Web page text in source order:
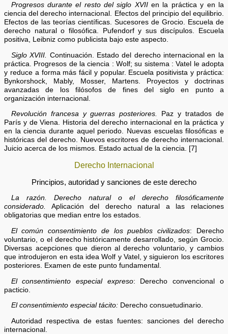
Progresos durante el resto del siglo XVIIen la práctica y en la
ciencia del derecho internacional. Efectos del principio del equilibrio.
Efectos de las teorías científicas. Sucesores de Grocio. Escuela de
derecho natural o filosófica. Pufendorf y sus discípulos. Escuela
positiva, Leibniz como publicista bajo este aspecto.
Siglo XVIII.
Continuación. Estado del derecho internacional en la
práctica. Progresos de la ciencia : Wolf; su sistema : Vatel le adopta
y reduce a forma más fácil y popular. Escuela positivista y práctica:
Bynkorshock, Mably, Mosser, Martens. Proyectos y doctrinas
avanzadas de los filósofos de fines del siglo en punto a
organización internacional.
Revolución francesa y guerras posteriores.
Paz y tratados de
París y de Viena. Historia del derecho internacional en la práctica y
en la ciencia durante aquel periodo. Nuevas escuelas filosóficas e
históricas del derecho. Nuevos escritores de derecho internacional.
Juicio acerca de los mismos. Estado actual de la ciencia. [7]
Derecho Internacional
Principios, autoridad y sanciones de este derecho
La razón. Derecho natural o el derecho filosóficamente
considerado.
Aplicación del derecho natural a las relaciones
obligatorias que median entre los estados.
El común consentimiento de los pueblos civilizados: Derecho
voluntario, o el derecho históricamente desarrollado, según Grocio.
Diversas acepciones que dieron al derecho voluntario, y cambios
que introdujeron en esta idea Wolf y Vatel, y siguieron los escritores
posteriores. Examen de este punto fundamental.
El consentimiento especial expreso: Derecho convencional o
pacticio.
El consentimiento especial tácito:Derecho consuetudinario.
Autoridad respectiva de estas fuentes: sanciones del derecho
internacional.